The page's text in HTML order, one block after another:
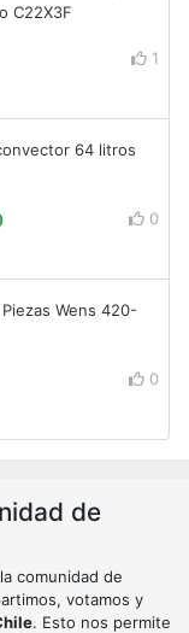
C22X3F
1
64 litros
0
Wens 420-
0
de
comunidad de
votamos y
. Esto nos permite